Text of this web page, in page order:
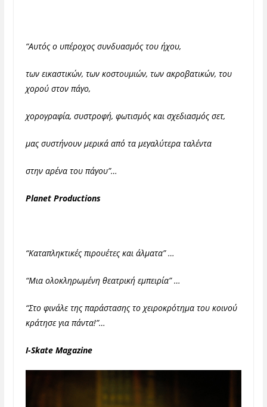
“Αυτός ο υπέροχος συνδυασμός του ήχου,
των εικαστικών, των κοστουμιών, των ακροβατικών, του
χορού στον πάγο,
χορογραφία, συστροφή, φωτισμός και σχεδιασμός σετ,
μας συστήνουν μερικά από τα μεγαλύτερα ταλέντα
στην αρένα του πάγου”…
Planet Productions
“Καταπληκτικές πιρουέτες και άλματα” …
“Μια ολοκληρωμένη θεατρική εμπειρία” …
“Στο φινάλε της παράστασης το χειροκρότημα του κοινού
κράτησε για πάντα!”…
I-Skate Magazine